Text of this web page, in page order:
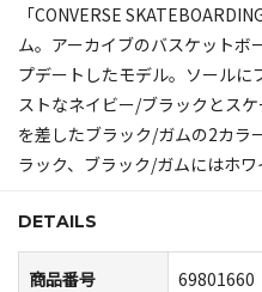
「CONVERSE
ム。アーカイブのバスケットボ
プデートしたモデル。ソールに
ストなネイビー/ブラックとス
を差したブラック/ガムの2カラ
ラック、ブラック/ガムにはホ
DETAILS
商品番号 69801660